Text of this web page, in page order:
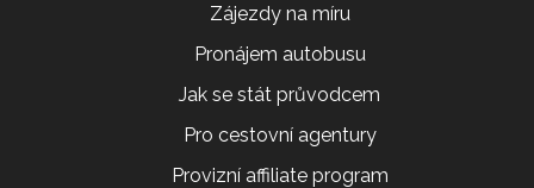
Zájezdy na míru
Pronájem autobusu
Jak se stát průvodcem
Pro cestovní agentury
Provizní affiliate program